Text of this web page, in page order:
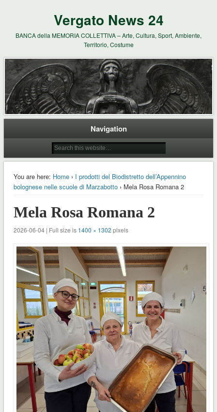
Vergato News 24
BANCA della MEMORIA COLLETTIVA – Arte, Cultura, Sport, Ambiente,
Territorio, Costume
Navigation
You are here: Home› I prodotti del Biodistretto dell’Appennino
bolognese nelle scuole di Marzabotto› Mela Rosa Romana 2
Mela Rosa Romana 2
2026-06-04 | Full size is 1400 × 1302 pixels